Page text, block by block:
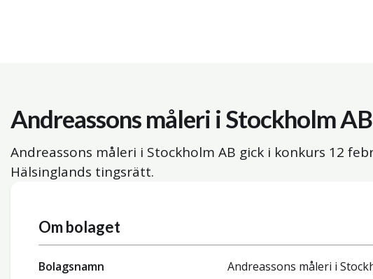
Andreassons måleri i Stockholm AB
Andreassons måleri i Stockholm AB gick i konkurs 12
Hälsinglands tingsrätt.
Om bolaget
Bolagsnamn
Andreassons måleri i